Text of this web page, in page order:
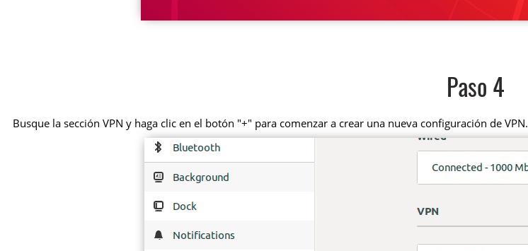
Paso 4
Busque la sección VPN y haga clic en el botón "+" para comenzar a crear una nueva configuración de VPN.